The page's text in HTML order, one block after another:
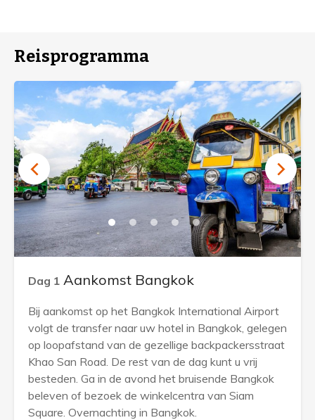
Reisprogramma
Dag 1 Aankomst Bangkok
Bij aankomst op het Bangkok International Airport
volgt de transfer naar uw hotel in Bangkok, gelegen
op loopafstand van de gezellige backpackersstraat
Khao San Road. De rest van de dag kunt u vrij
besteden. Ga in de avond het bruisende Bangkok
beleven of bezoek de winkelcentra van Siam
Square. Overnachting in Bangkok.